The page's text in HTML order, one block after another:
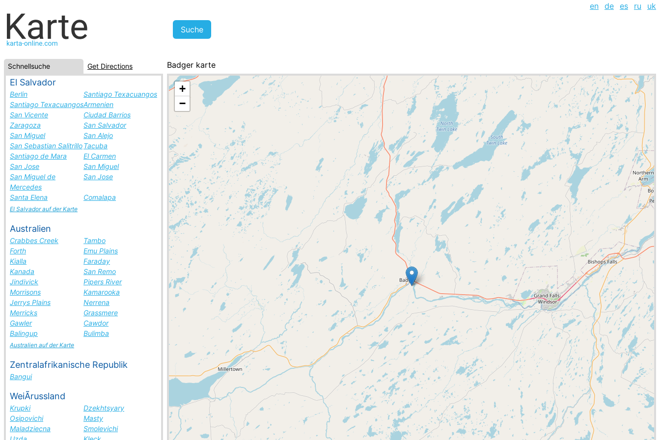
en de es ru uk
Schnellsuche Get Directions
El Salvador
Berlin
Santiago Texacuangos
Santiago TexacuangosArmenien
San Vicente
Ciudad Barrios
Zaragoza
San Salvador
San Miguel
San Alejo
San Sebastian SalitrilloTacuba
Santiago de Mara
El Carmen
San Jose
San Miguel
San Miguel de
Mercedes
San Jose
Santa Elena Comalapa
El Salvador auf der Karte
Australien
Crabbes Creek
Tambo
Forth
Emu Plains
Kialla
Faraday
Kanada
San Remo
Jindivick
Pipers River
Morrisons
Kamarooka
Jerrys Plains
Nerrena
Merricks
Grassmere
Gawler
Cawdor
Balingup
Bulimba
Australien auf der Karte
Zentralafrikanische Republik
Bangui
WeiÃrussland
Krupki
Dzekhtsyary
Osipovichi
Masty
Maladziecna
Smolevichi
Badger karte
Kanada, Städte-Liste
+
−